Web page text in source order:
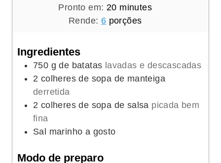
n
u
i
n
Pronto em: 20m
i
e
minutes
Rende: 6 porções
Ingredientes
750 g de batatas lavadas e descascadas
2 colheres de sopa de manteiga
derretida
2 colheres de sopa de salsa picada bem
fina
Sal marinho a gosto
Modo de preparo